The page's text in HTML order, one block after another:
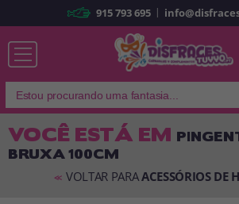
Já sou
Lembrar-me Esqueceu sua senha?
915 793 695 |
VOCÊ ESTÁ EM
BRUXA 100CM
<< VOLTAR PARAACESSÓRIOS DE